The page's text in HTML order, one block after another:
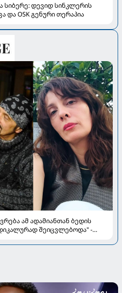
სიბერე: დევიდ სინკლერის
და OSK გენური თერაპია
ამ ადამიანთან ბედის
შეიცვლებოდა" -